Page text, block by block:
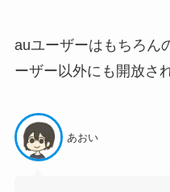
auユーザーはもちろん
ーザー以外にも開放さ
あおい